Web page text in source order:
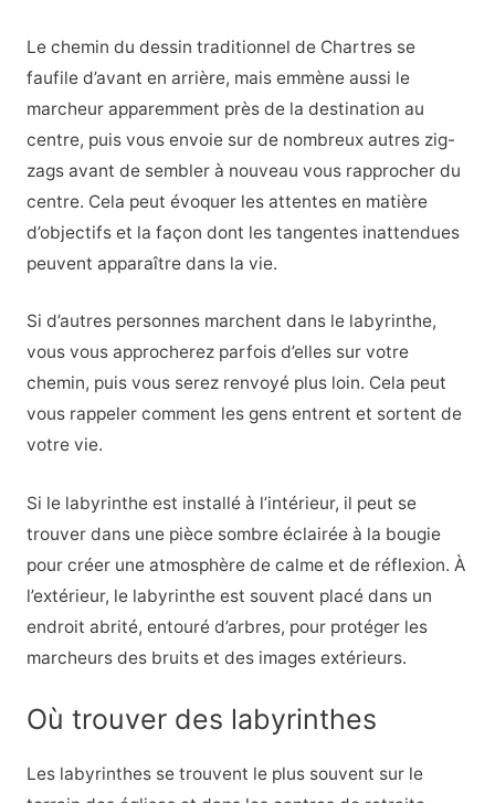
Le chemin du dessin traditionnel de Chartres se
faufile d’avant en arrière, mais emmène aussi le
marcheur apparemment près de la destination au
centre, puis vous envoie sur de nombreux autres zig-
zags avant de sembler à nouveau vous rapprocher du
centre. Cela peut évoquer les attentes en matière
d’objectifs et la façon dont les tangentes inattendues
peuvent apparaître dans la vie.
Si d’autres personnes marchent dans le labyrinthe,
vous vous approcherez parfois d’elles sur votre
chemin, puis vous serez renvoyé plus loin. Cela peut
vous rappeler comment les gens entrent et sortent de
votre vie.
Si le labyrinthe est installé à l’intérieur, il peut se
trouver dans une pièce sombre éclairée à la bougie
pour créer une atmosphère de calme et de réflexion. À
l’extérieur, le labyrinthe est souvent placé dans un
endroit abrité, entouré d’arbres, pour protéger les
marcheurs des bruits et des images extérieurs.
Où trouver des labyrinthes
Les labyrinthes se trouvent le plus souvent sur le